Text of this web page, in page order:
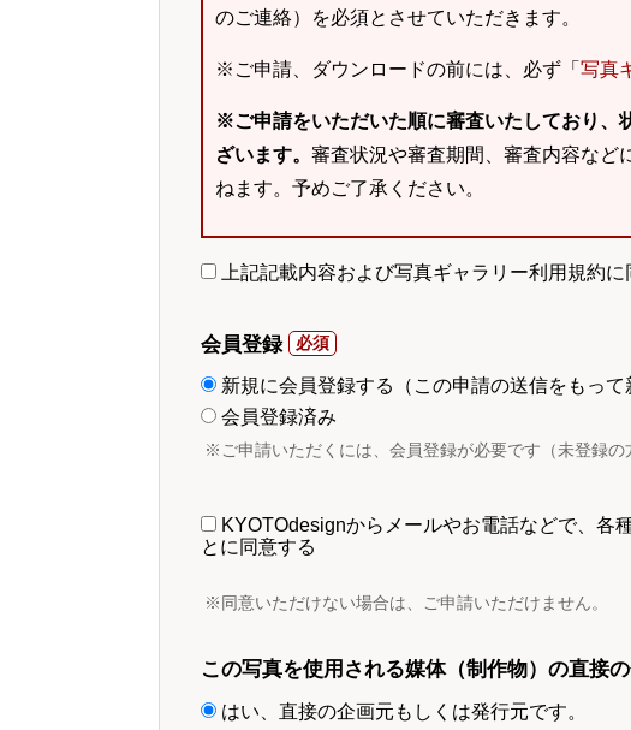
のご連絡）を必須とさせていただきます。
※ご申請、ダウンロードの前には、必ず「 写真
※ご申請をいただいた順に審査いたしており、
ざいます。 審査状況や審査期間、審査内容など
ねます。予めご了承ください。
上記記載内容および写真ギャラリー利用規約に
会員登録
新規に会員登録する（この申請の送信をもって
会員登録済み
※ご申請いただくには、会員登録が必要です（未登録の
KYOTOdesignからメールやお電話などで、各
とに同意する
※同意いただけない場合は、ご申請いただけません。
この写真を使用される媒体（制作物）の直接
はい、直接の企画元もしくは発行元です。